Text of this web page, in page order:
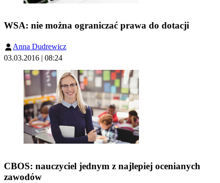
WSA: nie można ograniczać prawa do dotacji
Anna Dudrewicz
03.03.2016 | 08:24
CBOS: nauczyciel jednym z najlepiej ocenianych
zawodów